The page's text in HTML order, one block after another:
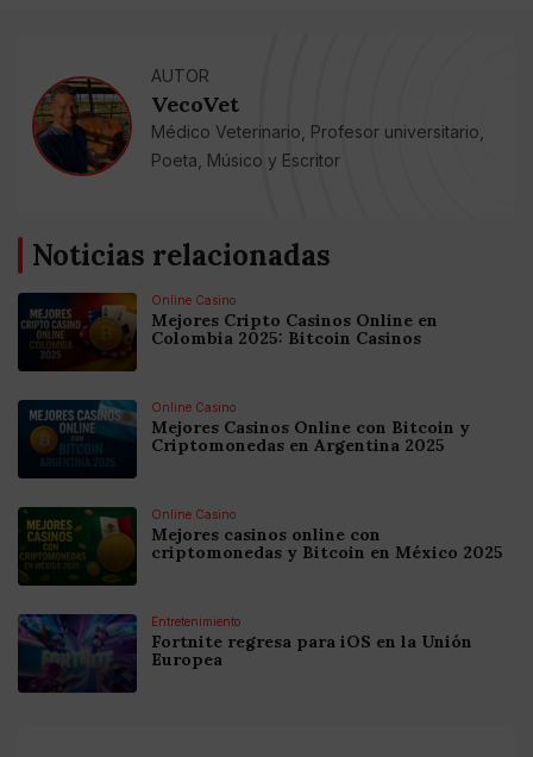
AUTOR
VecoVet
Médico Veterinario, Profesor universitario,
Poeta, Músico y Escritor
Noticias relacionadas
Online Casino
Mejores Cripto Casinos Online en
Colombia 2025: Bitcoin Casinos
Online Casino
Mejores Casinos Online con Bitcoin y
Criptomonedas en Argentina 2025
Online Casino
Mejores casinos online con
criptomonedas y Bitcoin en México 2025
Entretenimiento
Fortnite regresa para iOS en la Unión
Europea